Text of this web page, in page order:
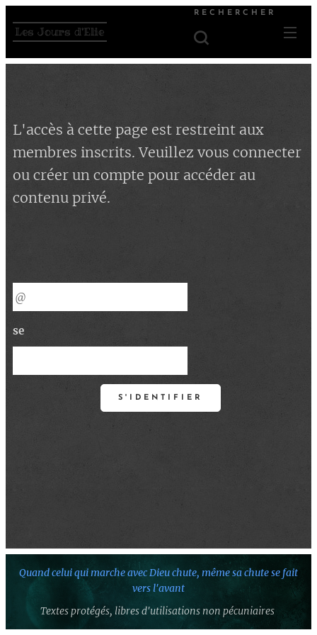
Les Jours d'Elie
RECHERCHER
L'accès à cette page est restreint aux
membres inscrits. Veuillez vous connecter
ou créer un compte pour accéder au
contenu privé.
se
S'IDENTIFIER
Quand celui qui marche avec Dieu chute, même sa chute se fait
vers l'avant
Textes protégés, libres d'utilisations non pécuniaires